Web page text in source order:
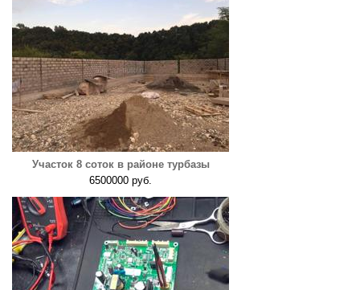
Участок 8 соток в районе турбазы
6500000 руб.